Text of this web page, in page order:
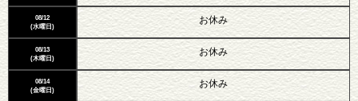
08/12
(水曜日)
08/13
(木曜日)
08/14
(金曜日)
お休み
お休み
お休み